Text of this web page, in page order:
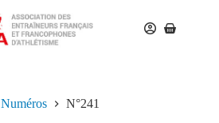
Numéros N°241